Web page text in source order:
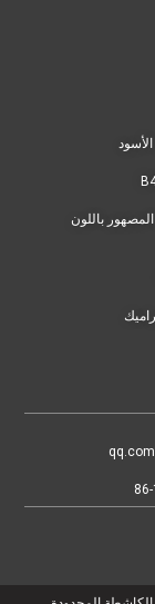
المصهور باللون